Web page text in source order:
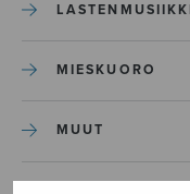
MIESKUORO
MUUT